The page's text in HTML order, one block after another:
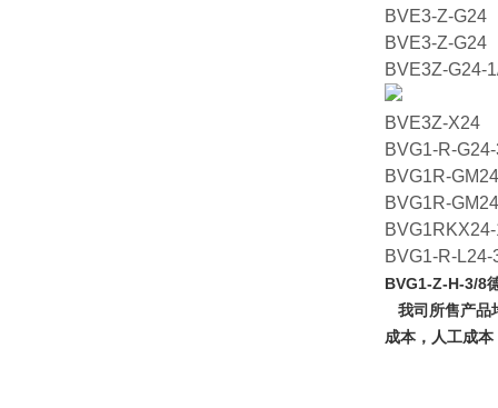
BVE3-Z-G24
BVE3-Z-G24
BVE3Z-G24-
BVE3Z-X24
BVG1-R-
BVG1R-
BVG1R-
BVG1-R-L24-
BVG1-Z-H-3/8
我司所售产品
成本，人工成